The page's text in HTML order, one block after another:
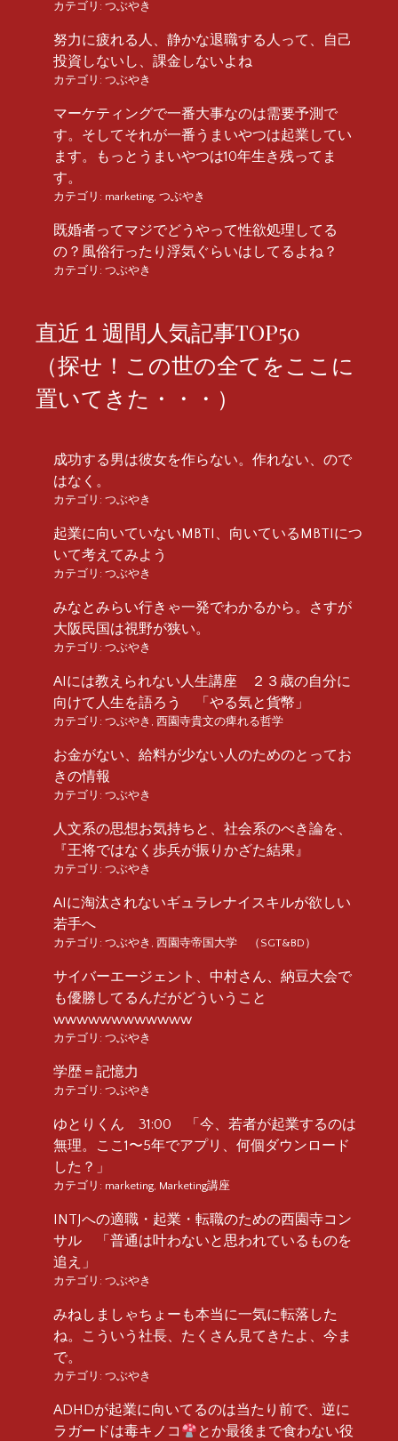
カテゴリ: つぶやき
努力に疲れる人、静かな退職する人って、自己
投資しないし、課金しないよね
カテゴリ: つぶやき
マーケティングで一番大事なのは需要予測で
す。そしてそれが一番うまいやつは起業してい
ます。もっとうまいやつは10年生き残ってま
す。
カテゴリ: marketing, つぶやき
既婚者ってマジでどうやって性欲処理してる
の？風俗行ったり浮気ぐらいはしてるよね？
カテゴリ: つぶやき
直近１週間人気記事TOP50
（探せ！この世の全てをここに
置いてきた・・・）
成功する男は彼女を作らない。作れない、ので
はなく。
カテゴリ: つぶやき
起業に向いていないMBTI、向いているMBTIにつ
いて考えてみよう
カテゴリ: つぶやき
みなとみらい行きゃ一発でわかるから。さすが
大阪民国は視野が狭い。
カテゴリ: つぶやき
AIには教えられない人生講座 ２３歳の自分に
向けて人生を語ろう 「やる気と貨幣」
カテゴリ: つぶやき , 西園寺貴文の痺れる哲学
お金がない、給料が少ない人のためのとってお
きの情報
カテゴリ: つぶやき
人文系の思想お気持ちと、社会系のべき論を、
『王将ではなく歩兵が振りかざた結果』
カテゴリ: つぶやき
AIに淘汰されないギュラレナイスキルが欲しい
若手へ
カテゴリ: つぶやき , 西園寺帝国大学 （SGT&BD）
サイバーエージェント、中村さん、納豆大会で
も優勝してるんだがどういうこと
wwwwwwwwwwww
カテゴリ: つぶやき
学歴＝記憶力
カテゴリ: つぶやき
ゆとりくん 31:00 「今、若者が起業するのは
無理。ここ1〜5年でアプリ、何個ダウンロード
した？」
カテゴリ: marketing, Marketing講座
INTJへの適職・起業・転職のための西園寺コン
サル 「普通は叶わないと思われているものを
追え」
カテゴリ: つぶやき
みねしましゃちょーも本当に一気に転落した
ね。こういう社長、たくさん見てきたよ、今ま
で。
カテゴリ: つぶやき
ADHDが起業に向いてるのは当たり前で、逆に
ラガードは毒キノコ
とか最後まで食わない役